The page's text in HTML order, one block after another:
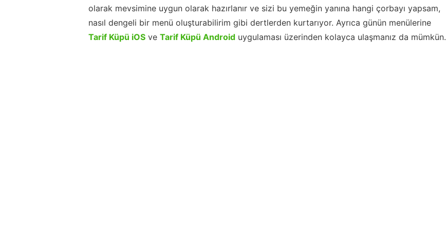
olarak mevsimine uygun olarak hazırlanır ve sizi bu yemeğin yanına hangi çorbayı yapsam,
nasıl dengeli bir menü oluşturabilirim gibi dertlerden kurtarıyor. Ayrıca günün menülerine
Tarif Küpü iOS ve Tarif Küpü Android uygulaması üzerinden kolayca ulaşmanız da mümkün.